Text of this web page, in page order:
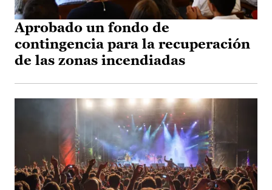
Aprobado un fondo de
contingencia para la recuperación
de las zonas incendiadas